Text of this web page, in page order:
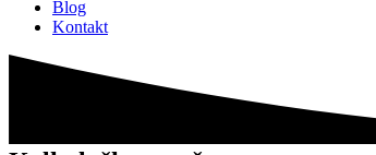
Blog
Kontakt